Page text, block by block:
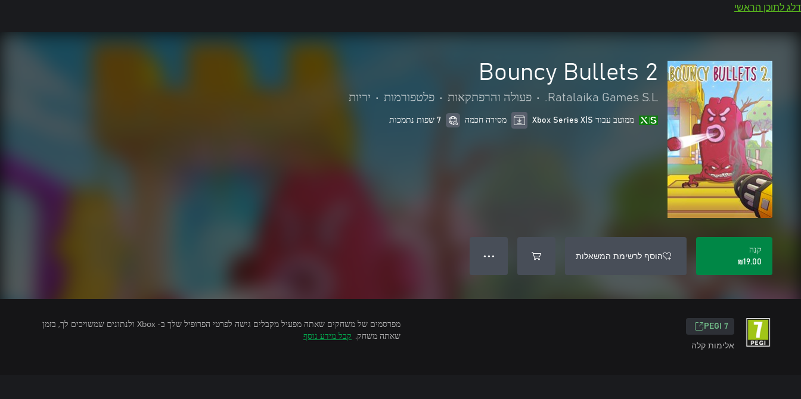
דלג לתוכן הראשי
Bouncy Bullets 2
Ratalaika Games S.L.
• פעולה והרפתקאות • פלטפורמות • יריות
ממוטב עבור Xbox Series X|S מסירה חכמה 7 שפות נתמכות
קנה
‪₪‎19.00‬
הוסף לרשימת המשאלות ● ● ●
PEGI 7
אלימות קלה
מפרסמים של משחקים שאתה מפעיל מקבלים גישה לפרטי הפרופיל שלך ב- Xbox ולנתונים שמשויכים לך, בזמן
שאתה משחק. קבל מידע נוסף